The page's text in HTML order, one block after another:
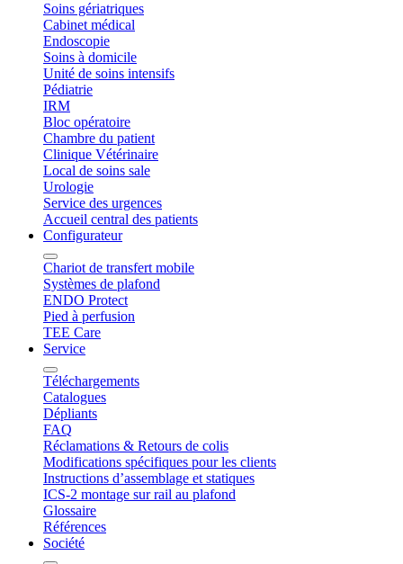
Soins gériatriques
Cabinet médical
Endoscopie
Soins à domicile
Unité de soins intensifs
Pédiatrie
IRM
Bloc opératoire
Chambre du patient
Clinique Vétérinaire
Local de soins sale
Urologie
Service des urgences
Accueil central des patients
Configurateur
Chariot de transfert mobile
Systèmes de plafond
ENDO Protect
Pied à perfusion
TEE Care
Service
Téléchargements
Catalogues
Dépliants
FAQ
Réclamations & Retours de colis
Modifications spécifiques pour les clients
Instructions d’assemblage et statiques
ICS-2 montage sur rail au plafond
Glossaire
Références
Société